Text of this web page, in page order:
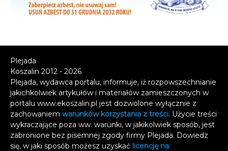
Plejada
Koszalin 2012 - 2026
Plejada, wydawca portalu, informuje, iż rozpowszechnianie
jakichkolwiek artykułów i materiałów zamieszczonych w
portalu www.ekoszalin.pl jest dozwolone wyłącznie z
zachowaniem warunków korzystania z treści. Użycie treści
wykraczające poza ww. warunki, w jakikolwiek sposób, jest
zabronione bez pisemnej zgody firmy Plejada. Dowiedz
się, w jaki sposób możesz uzyskać licencję na